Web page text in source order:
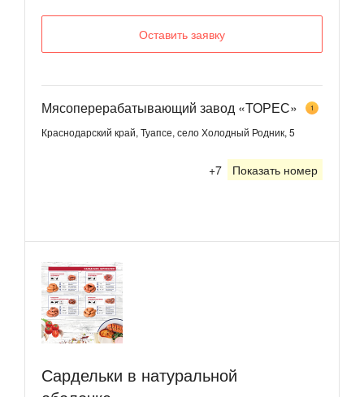
Оставить заявку
Мясоперерабатывающий завод «ТОРЕС» 1
Краснодарский край, Туапсе, село Холодный Родник, 5
+7 Показать номер
Сардельки в натуральной